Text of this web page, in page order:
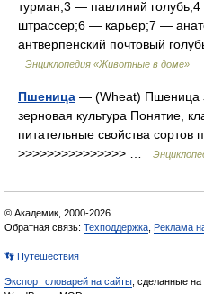
турман;3 — павлиний
штрассер;6 — карьер;7 —
антверпенский почтовый
Энциклопедия «Животные в доме»
Пшеница — (Wheat) Пшеница
зерновая культура Понятие,
питательные свойства
>>>>>>>>>>>>>>> …
© Академик, 2000-2026
Обратная связь: Техподдержка Реклама
👣 Путешествия
Экспорт словарей на сайты , сделанные на